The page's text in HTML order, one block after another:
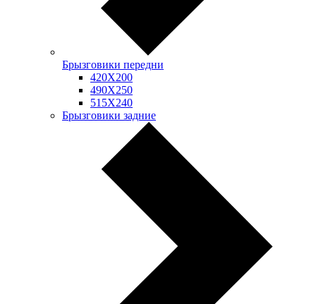
Брызговики передни
420Х200
490Х250
515Х240
Брызговики задние